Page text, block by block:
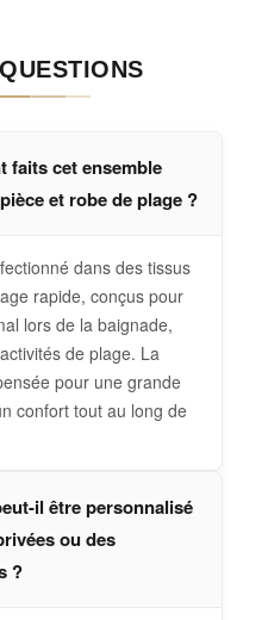
faits cet ensemble
et robe de plage ?
dans des tissus
rapide, conçus pour
lors de la baignade,
de plage. La
pour une grande
confort tout au long de
il être personnalisé
ou des
?